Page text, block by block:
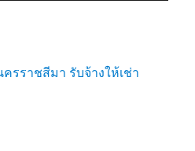
รราชสีมา รับจ้างให้เช่า